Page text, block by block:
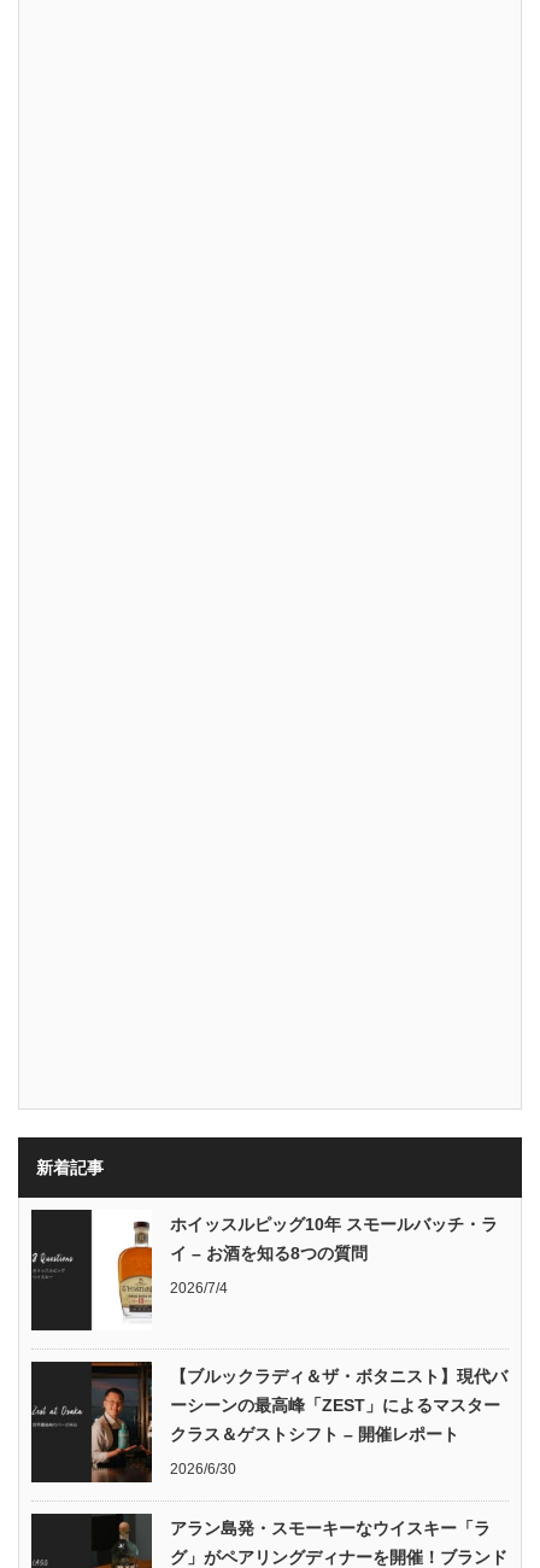
新着記事
ホイッスルピッグ10年 スモールバッチ・ラ
イ – お酒を知る8つの質問
2026/7/4
【ブルックラディ＆ザ・ボタニスト】現代バ
ーシーンの最高峰「ZEST」によるマスター
クラス＆ゲストシフト – 開催レポート
2026/6/30
アラン島発・スモーキーなウイスキー「ラ
グ」がペアリングディナーを開催！ブランド